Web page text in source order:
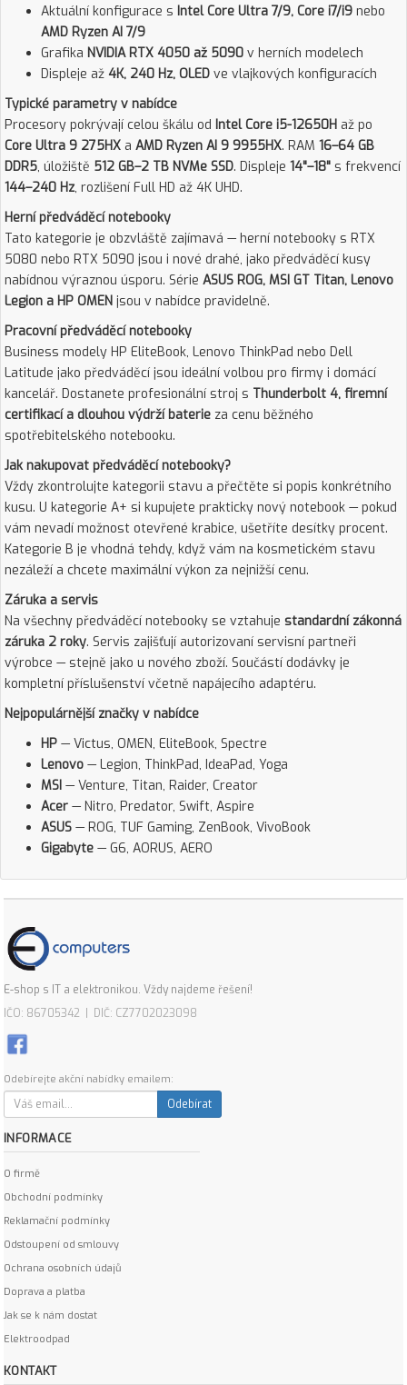
Aktuální konfigurace s Intel Core Ultra 7/9, Core i7/i9 nebo
AMD Ryzen AI 7/9
Grafika NVIDIA RTX 4050 až 5090 v herních modelech
Displeje až 4K, 240 Hz, OLED ve vlajkových konfiguracích
Typické parametry v nabídce
Procesory pokrývají celou škálu od Intel Core i5-12650H až po
Core Ultra 9 275HX a AMD Ryzen AI 9 9955HX. RAM 16–64 GB
DDR5, úložiště 512 GB–2 TB NVMe SSD. Displeje 14"–18" s frekvencí
144–240 Hz, rozlišení Full HD až 4K UHD.
Herní předváděcí notebooky
Tato kategorie je obzvláště zajímavá — herní notebooky s RTX
5080 nebo RTX 5090 jsou i nové drahé, jako předváděcí kusy
nabídnou výraznou úsporu. Série ASUS ROG, MSI GT Titan, Lenovo
Legion a HP OMEN jsou v nabídce pravidelně.
Pracovní předváděcí notebooky
Business modely HP EliteBook, Lenovo ThinkPad nebo Dell
Latitude jako předváděcí jsou ideální volbou pro firmy i domácí
kancelář. Dostanete profesionální stroj s Thunderbolt 4, firemní
certifikací a dlouhou výdrží baterie za cenu běžného
spotřebitelského notebooku.
Jak nakupovat předváděcí notebooky?
Vždy zkontrolujte kategorii stavu a přečtěte si popis konkrétního
kusu. U kategorie A+ si kupujete prakticky nový notebook — pokud
vám nevadí možnost otevřené krabice, ušetříte desítky procent.
Kategorie B je vhodná tehdy, když vám na kosmetickém stavu
nezáleží a chcete maximální výkon za nejnižší cenu.
Záruka a servis
Na všechny předváděcí notebooky se vztahuje standardní zákonná
záruka 2 roky. Servis zajišťují autorizovaní servisní partneři
výrobce — stejně jako u nového zboží. Součástí dodávky je
kompletní příslušenství včetně napájecího adaptéru.
Nejpopulárnější značky v nabídce
HP — Victus, OMEN, EliteBook, Spectre
Lenovo — Legion, ThinkPad, IdeaPad, Yoga
MSI — Venture, Titan, Raider, Creator
Acer — Nitro, Predator, Swift, Aspire
ASUS — ROG, TUF Gaming, ZenBook, VivoBook
Gigabyte — G6, AORUS, AERO
E-shop s IT a elektronikou. Vždy najdeme řešení!
IČO: 86705342 | DIČ: CZ7702023098
Odebírejte akční nabídky emailem:
Odebírat
INFORMACE
O firmě
Obchodní podmínky
Reklamační podmínky
Odstoupení od smlouvy
Ochrana osobních údajů
Doprava a platba
Jak se k nám dostat
Elektroodpad
KONTAKT